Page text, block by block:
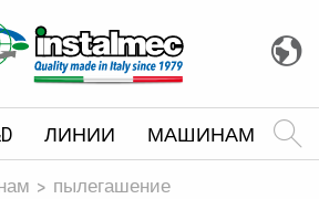
ЛИНИИ МАШИНАМ
пылегашение